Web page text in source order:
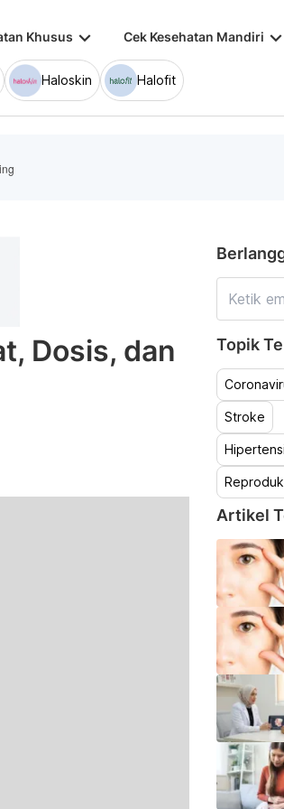
Khusus keyboard_arrow_down Cek Kesehatan Mandiri keyboard_arrow_down
Haloskin Halofit
Dosis, dan
Topik
Stroke
Hipertensi
Artikel